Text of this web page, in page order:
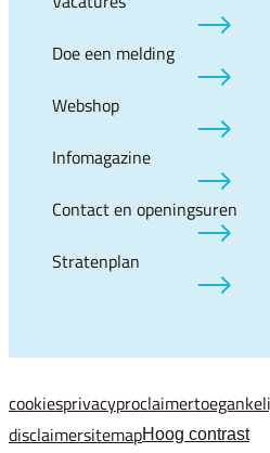
Doe een melding
Webshop
Infomagazine
Contact en openingsuren
Stratenplan
cookiesprivacyproclaimer
disclaimersitemapHoog contrast